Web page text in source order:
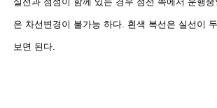
은 차선변경이 불가능 하다. 흰색 복선은 실선이
보면 된다.